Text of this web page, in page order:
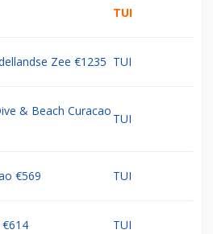
TUI
Zee €1235 TUI
& Beach Curacao
TUI
€569 TUI
TUI